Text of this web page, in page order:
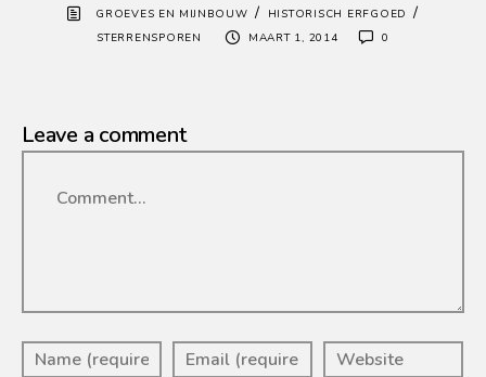
GROEVES EN MIJNBOUW / HISTORISCH ERFGOED /
STERRENSPOREN MAART 1, 2014 0
Leave a comment